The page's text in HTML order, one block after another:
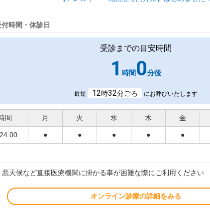
時間・休診日
受診までの目安時間
1 時間 0分後
最短 12時32分ごろ にお呼びいたします
間 月 火 水 木 金
● ● ● ● ●
悪天候など直接医療機関に掛かる事が困難な際にご利用ください
オンライン診療の詳細をみる